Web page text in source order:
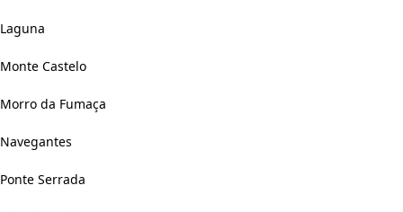
Laguna
Monte Castelo
Morro da Fumaça
Navegantes
Ponte Serrada